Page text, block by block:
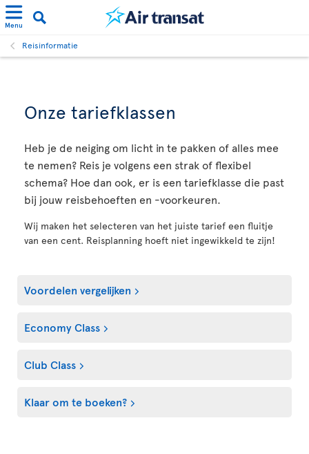
Menu
Reisinformatie
Onze tariefklassen
Heb je de neiging om licht in te pakken of alles mee
te nemen? Reis je volgens een strak of flexibel
schema? Hoe dan ook, er is een tariefklasse die past
bij jouw reisbehoeften en -voorkeuren.
Wij maken het selecteren van het juiste tarief een fluitje
van een cent. Reisplanning hoeft niet ingewikkeld te zijn!
Voordelen vergelijken
Economy Class
Club Class
Klaar om te boeken?